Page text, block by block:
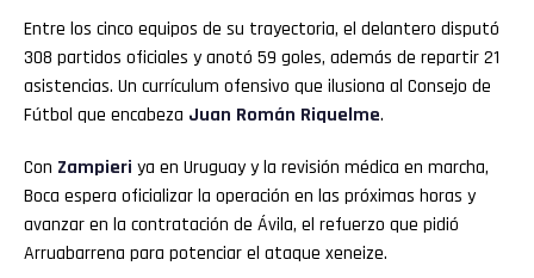
Entre los cinco equipos de su trayectoria, el delantero disputó
308 partidos oficiales y anotó 59 goles, además de repartir 21
asistencias. Un currículum ofensivo que ilusiona al Consejo de
Fútbol que encabeza Juan Román Riquelme.
Con Zampieri ya en Uruguay y la revisión médica en marcha,
Boca espera oficializar la operación en las próximas horas y
avanzar en la contratación de Ávila, el refuerzo que pidió
Arruabarrena para potenciar el ataque xeneize.